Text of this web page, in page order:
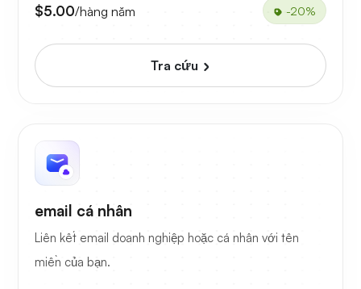
$5.00/hàng năm -20%
Tra cứu
email cá nhân
Liên kết email doanh nghiệp hoặc cá nhân với tên
miền của bạn.